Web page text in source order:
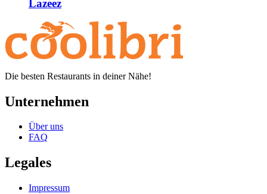
Lazeez
Die besten Restaurants in deiner Nähe!
Unternehmen
Über uns
FAQ
Legales
Impressum